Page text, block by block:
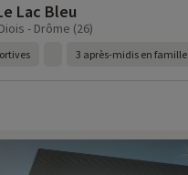
Lac Bleu
- Drôme (26)
3 après-midis en famille